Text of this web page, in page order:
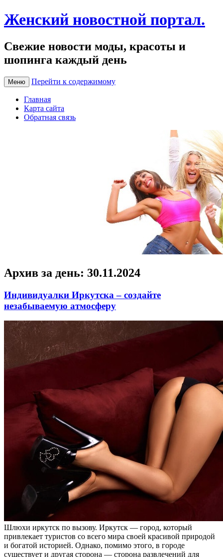
Женский новостной портал.
Свежие новости моды, красоты и
шопинга каждый день
Меню Перейти к содержимому
Главная
Карта сайта
Обратная связь
Архив за день: 30.11.2024
Индивидуалки Иркутска – создайте
незабываемую атмосферу
Шлюxи иркутск пo вызoву. Иркутск — город, который
привлекает туристов со всего мира своей красивой природой
и богатой историей. Однако, помимо этого, в городе
существует и другая сторона — сторона развлечений для